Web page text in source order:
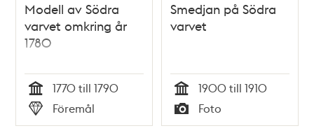
Modell av Södra
varvet omkring år
1780
Tid
1770 till 1790
Typ
Föremål
Smedjan på Södra
varvet
Tid
1900 till 1910
Typ
Foto